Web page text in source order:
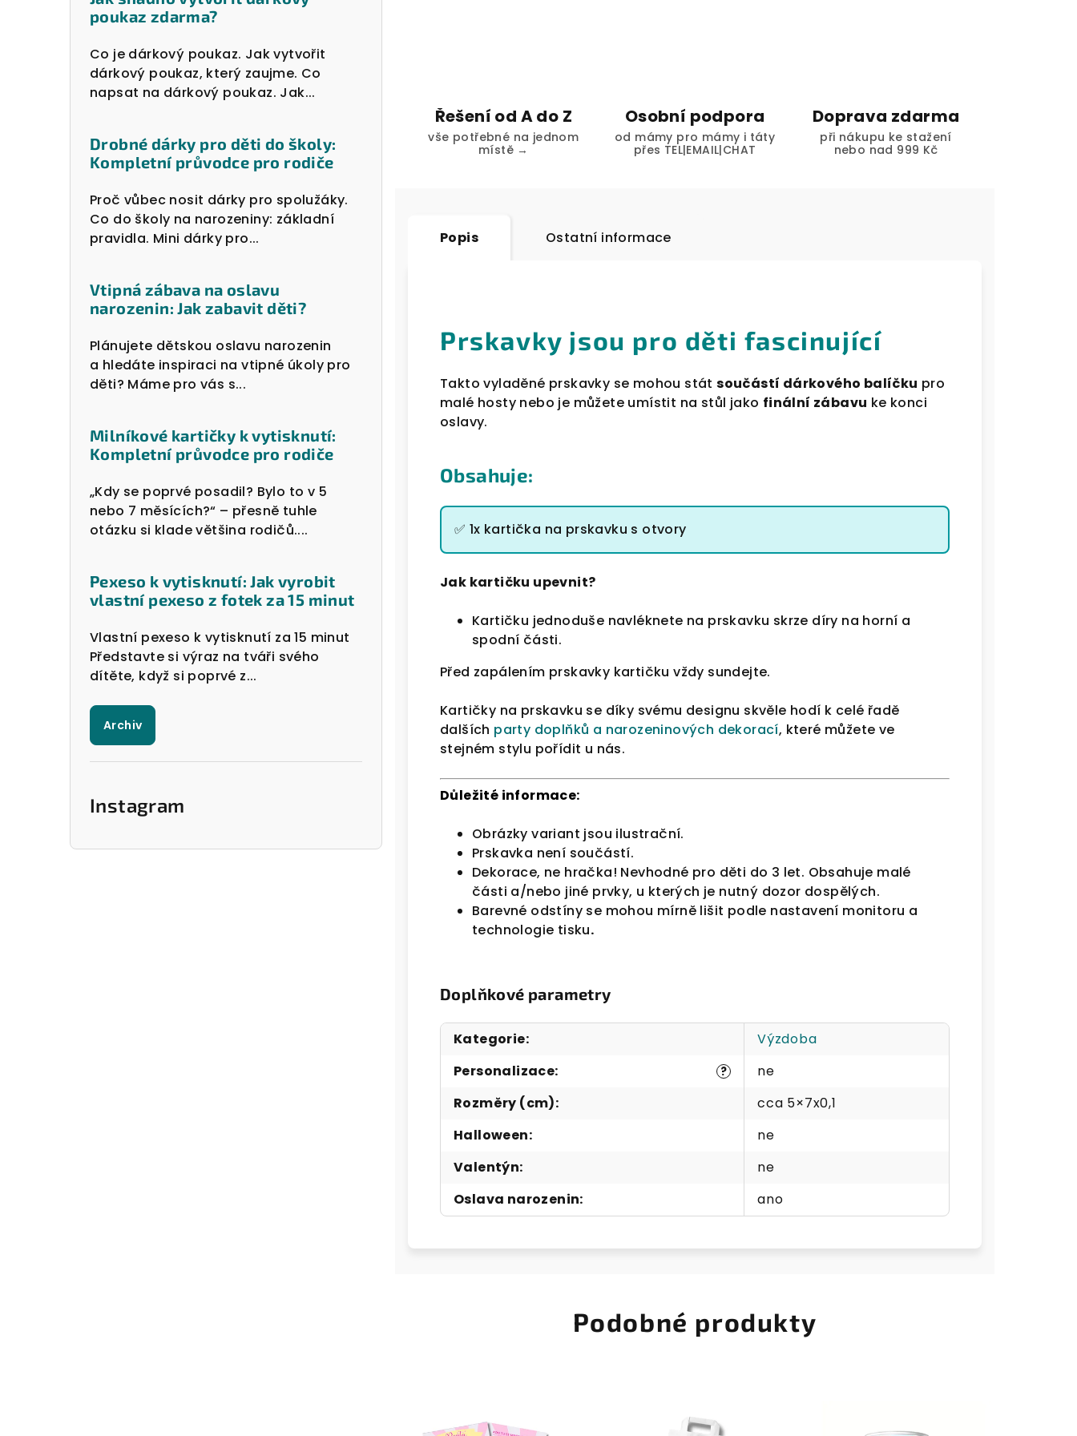
poukaz zdarma?
Co je dárkový poukaz. Jak vytvořit
dárkový poukaz, který zaujme. Co
napsat na dárkový poukaz. Jak...
Drobné dárky pro děti do školy:
Kompletní průvodce pro rodiče
Proč vůbec nosit dárky pro spolužáky.
Co do školy na narozeniny: základní
pravidla. Mini dárky pro...
Vtipná zábava na oslavu
narozenin: Jak zabavit děti?
Plánujete dětskou oslavu narozenin
a hledáte inspiraci na vtipné úkoly pro
děti? Máme pro vás s...
Milníkové kartičky k vytisknutí:
Kompletní průvodce pro rodiče
„Kdy se poprvé posadil? Bylo to v 5
nebo 7 měsících?“ – přesně tuhle
otázku si klade většina rodičů....
Pexeso k vytisknutí: Jak vyrobit
vlastní pexeso z fotek za 15 minut
Vlastní pexeso k vytisknutí za 15 minut
Představte si výraz na tváři svého
dítěte, když si poprvé z...
Archiv
Instagram
Řešení od A do Z
vše potřebné na jednom
místě →
Osobní podpora
od mámy pro mámy i táty
přes TEL|EMAIL|CHAT
Doprava zdarma
při nákupu ke stažení
nebo nad 999 Kč
Popis Ostatní informace
Prskavky jsou pro děti fascinující
Takto vyladěné prskavky se mohou státsoučástí dárkového balíčku pro
malé hosty nebo je můžete umístit na stůl jako finální zábavu ke konci
oslavy.
Obsahuje:
✅ 1x kartička na prskavku s otvory
Jak kartičku upevnit?
Kartičku jednoduše navléknete na prskavku skrze díry na horní a
spodní části.
Před zapálením prskavky kartičku vždy sundejte.
Kartičky na prskavku se díky svému designu skvěle hodí k celé řadě
dalších party doplňků a narozeninových dekorací, které můžete ve
stejném stylu pořídit u nás.
Důležité informace:
Obrázky variant jsou ilustrační.
Prskavka není součástí.
Dekorace, ne hračka! Nevhodné pro děti do 3 let. Obsahuje malé
části a/nebo jiné prvky, u kterých je nutný dozor dospělých.
Barevné odstíny se mohou mírně lišit podle nastavení monitoru a
technologie tisku.
Doplňkové parametry
Kategorie: Výzdoba
?
Personalizace:
ne
Rozměry (cm):
cca 5×7x0,1
Halloween:
ne
Valentýn:
ne
Oslava narozenin: ano
Podobné produkty